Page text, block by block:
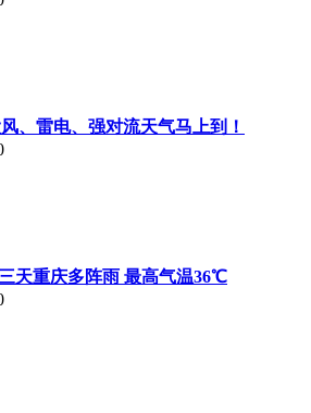
、雷电、强对流天气马上到！
三天重庆多阵雨 最高气温36℃